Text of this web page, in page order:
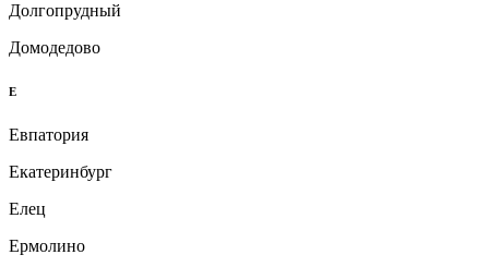
Долгопрудный
Домодедово
Е
Евпатория
Екатеринбург
Елец
Ермолино